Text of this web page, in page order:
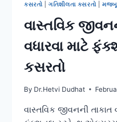
કસરતો |ગતિશીલતા કસરતો
વાસ્તવિક
વધારવા માટે
કસરતો
By Dr.Hetvi Dudhat
વાસ્તવિક જીવનની તાકાત